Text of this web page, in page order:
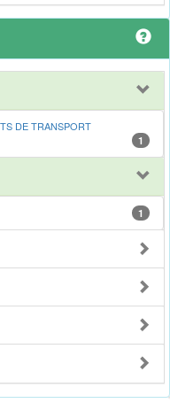
DE TRANSPORT
1
1